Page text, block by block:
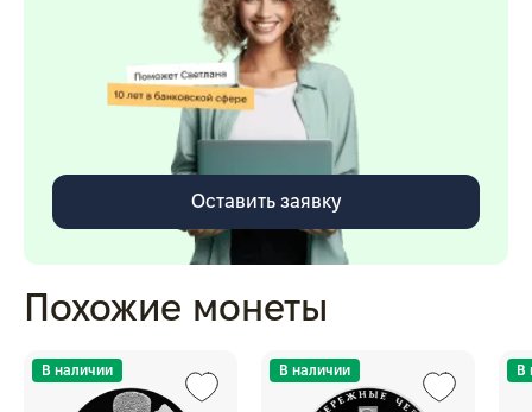
Оставить заявку
Похожие монеты
В наличии В наличии В